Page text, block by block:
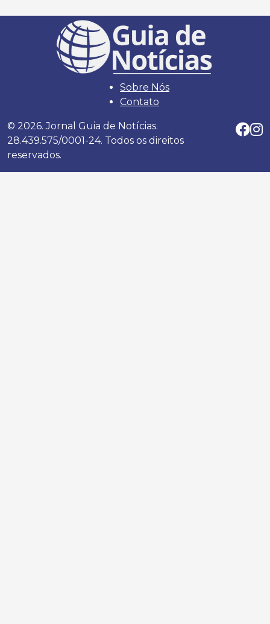
Sobre Nós
Contato
© 2026. Jornal Guia de Notícias.
28.439.575/0001-24. Todos os direitos
reservados.